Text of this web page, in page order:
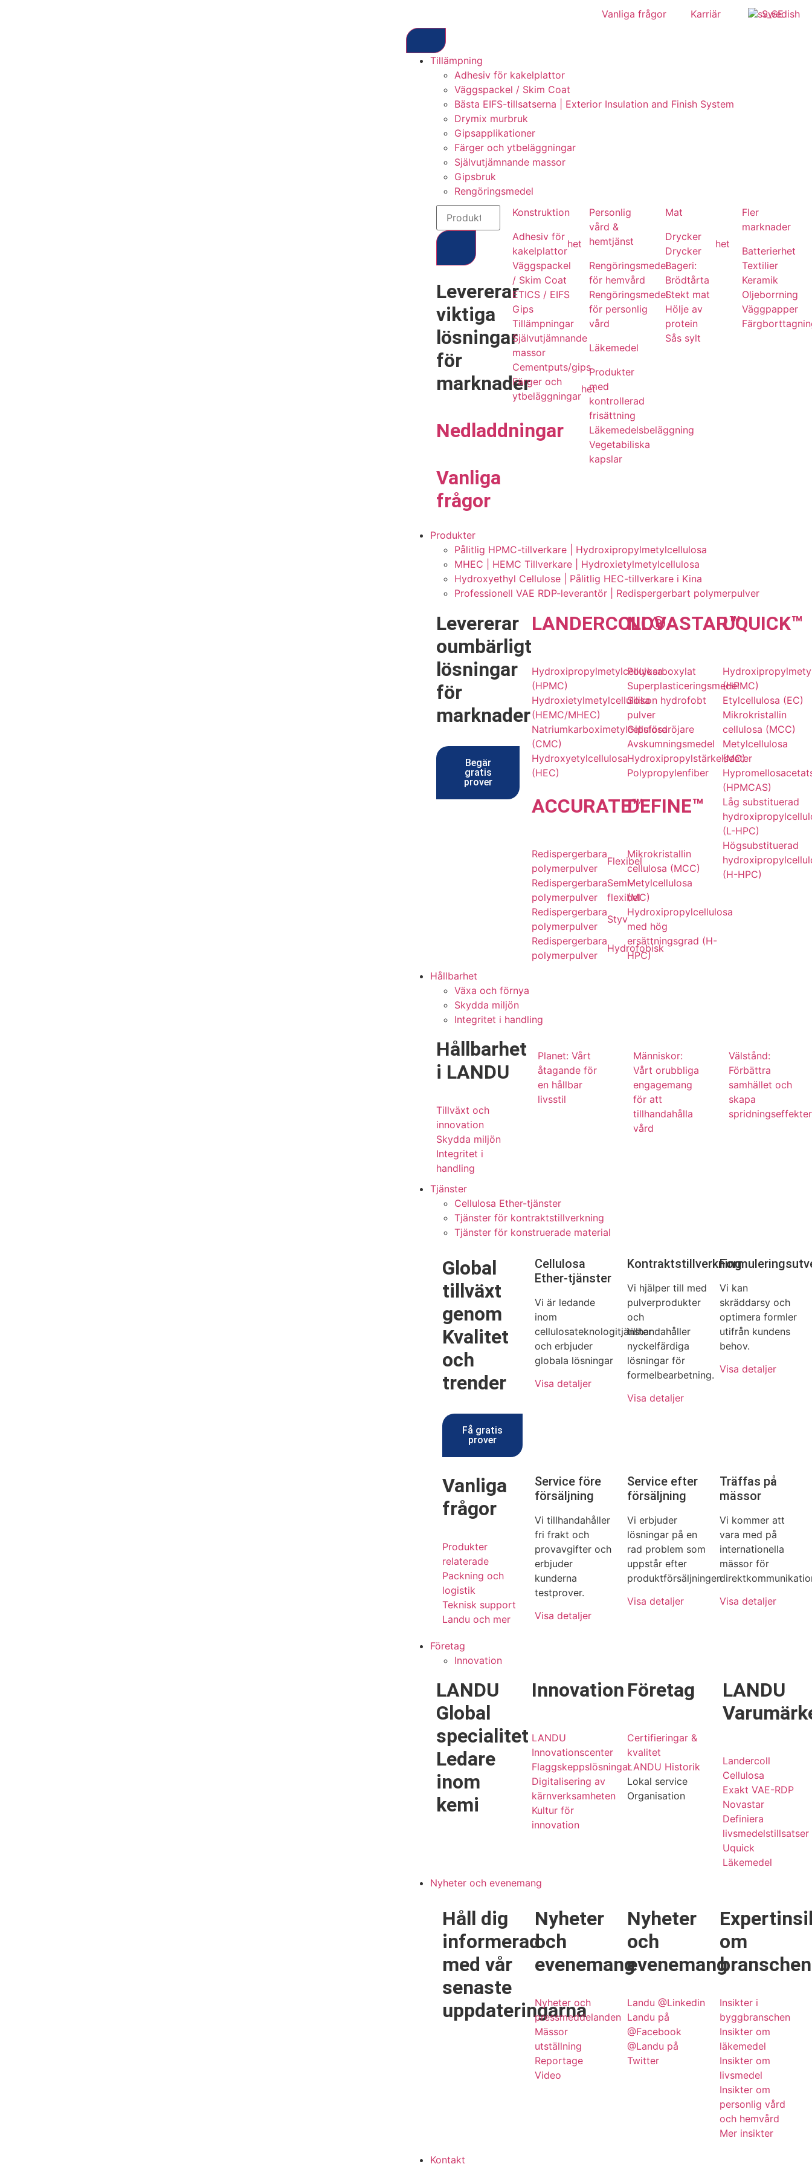
Vanliga frågor Karriär Swedish
Tillämpning
Adhesiv för kakelplattor
Väggspackel / Skim Coat
Bästa EIFS-tillsatserna | Exterior Insulation and Finish System
Drymix murbruk
Gipsapplikationer
Färger och ytbeläggningar
Självutjämnande massor
Gipsbruk
Rengöringsmedel
Levererar
viktiga
lösningar
för
marknader
Nedladdningar
Vanliga
frågor
Konstruktion
Adhesiv för
kakelplattor
het
Väggspackel
/ Skim Coat
ETICS / EIFS
Gips
Tillämpningar
Självutjämnande
massor
Cementputs/gips
Färger och
ytbeläggningar
het
Personlig
vård &
hemtjänst
Rengöringsmedel
för hemvård
Rengöringsmedel
för personlig
vård
Läkemedel
Produkter
med
kontrollerad
frisättning
Läkemedelsbeläggning
Vegetabiliska
kapslar
Mat
Drycker
Drycker
het
Bageri:
Brödtårta
Stekt mat
Hölje av
protein
Sås sylt
Fler
marknader
Batterierhet
Textilier
Keramik
Oljeborrning
Väggpapper
Produkter
Pålitlig HPMC-tillverkare | Hydroxipropylmetylcellulosa
MHEC | HEMC Tillverkare | Hydroxietylmetylcellulosa
Hydroxyethyl Cellulose | Pålitlig HEC-tillverkare i Kina
Professionell VAE RDP-leverantör | Redispergerbart polymerpulver
Levererar
oumbärligt
lösningar
för
marknader
Begär
gratis
prover
LANDERCOLL®
Hydroxipropylmetylcellulosa
(HPMC)
Hydroxietylmetylcellulosa
(HEMC/MHEC)
Natriumkarboximetylcellulosa
(CMC)
Hydroxyetylcellulosa
(HEC)
ACCURATE™
Redispergerbara
polymerpulver
Flexibel
Redispergerbara
polymerpulver
Semi-
flexibel
Redispergerbara
polymerpulver
Styv
Redispergerbara
polymerpulver
Hydrofobisk
NOVASTAR™
Polykarboxylat
Superplasticeringsmedel
Silikon hydrofobt
pulver
Gipsfördröjare
Avskumningsmedel
Hydroxipropylstärkelseeter
Polypropylenfiber
DEFINE™
Mikrokristallin
cellulosa (MCC)
Metylcellulosa
(MC)
Hydroxipropylcellulosa
med hög
ersättningsgrad (H-
HPC)
UQUICK™
(HPMC)
Etylcellulosa (EC)
Mikrokristallin
cellulosa (MCC)
Metylcellulosa
(MC)
(HPMCAS)
Låg substituerad
(L-HPC)
Högsubstituerad
(H-HPC)
Hållbarhet
Växa och förnya
Skydda miljön
Integritet i handling
Hållbarhet
i LANDU
Tillväxt och
innovation
Skydda miljön
Integritet i
handling
Planet: Vårt
åtagande för
en hållbar
livsstil
Människor:
Vårt orubbliga
engagemang
för att
tillhandahålla
vård
Välstånd:
Förbättra
samhället och
skapa
spridningseffekter
Tjänster
Cellulosa Ether-tjänster
Tjänster för kontraktstillverkning
Tjänster för konstruerade material
Global
tillväxt
genom
Kvalitet
och
trender
Få gratis
prover
Cellulosa
Ether-tjänster
Vi är ledande
inom
cellulosateknologitjänster
och erbjuder
globala lösningar
Visa detaljer
Kontraktstillverkning
Vi hjälper till med
pulverprodukter
och
tillhandahåller
nyckelfärdiga
lösningar för
formelbearbetning.
Visa detaljer
Vi kan
skräddarsy och
optimera formler
utifrån kundens
behov.
Visa detaljer
Vanliga
frågor
Produkter
relaterade
Packning och
logistik
Teknisk support
Landu och mer
Service före
försäljning
Vi tillhandahåller
fri frakt och
provavgifter och
erbjuder
kunderna
testprover.
Visa detaljer
Service efter
försäljning
Vi erbjuder
lösningar på en
rad problem som
uppstår efter
produktförsäljningen
Visa detaljer
Träffas på
mässor
Vi kommer att
vara med på
internationella
mässor för
Visa detaljer
Företag
Innovation
LANDU
Global
specialitet
Ledare
inom
kemi
Innovation
LANDU
Innovationscenter
Flaggskeppslösningar
Digitalisering av
kärnverksamheten
Kultur för
innovation
Företag
Certifieringar &
kvalitet
LANDU Historik
Lokal service
Organisation
LANDU
Landercoll
Cellulosa
Exakt VAE-RDP
Novastar
Definiera
livsmedelstillsatser
Uquick
Läkemedel
Nyheter och evenemang
Håll dig
informerad
med vår
senaste
uppdateringarna
Nyheter
och
evenemang
Nyheter och
pressmeddelanden
Mässor
utställning
Reportage
Video
Nyheter
och
evenemang
Landu @Linkedin
Landu på
@Facebook
@Landu på
Twitter
om
branschen
Insikter i
byggbranschen
Insikter om
läkemedel
Insikter om
livsmedel
Insikter om
personlig vård
och hemvård
Mer insikter
Kontakt